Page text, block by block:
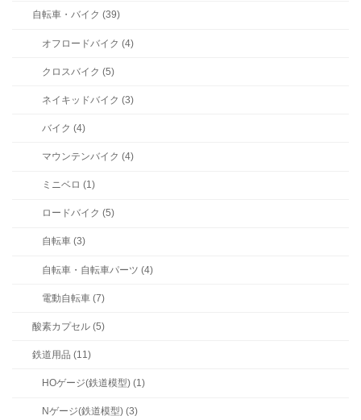
自転車・バイク (39)
オフロードバイク (4)
クロスバイク (5)
ネイキッドバイク (3)
バイク (4)
マウンテンバイク (4)
ミニベロ (1)
ロードバイク (5)
自転車 (3)
自転車・自転車パーツ (4)
電動自転車 (7)
酸素カプセル (5)
鉄道用品 (11)
HOゲージ(鉄道模型) (1)
Nゲージ(鉄道模型) (3)